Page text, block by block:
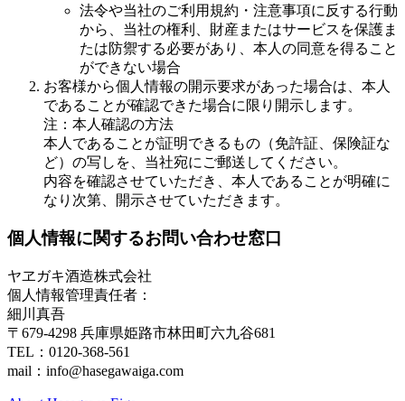
法令や当社のご利用規約・注意事項に反する行動
から、当社の権利、財産またはサービスを保護ま
たは防禦する必要があり、本人の同意を得ること
ができない場合
お客様から個人情報の開示要求があった場合は、本人
であることが確認できた場合に限り開示します。
注：本人確認の方法
本人であることが証明できるもの（免許証、保険証な
ど）の写しを、当社宛にご郵送してください。
内容を確認させていただき、本人であることが明確に
なり次第、開示させていただきます。
個人情報に関するお問い合わせ窓口
ヤヱガキ酒造株式会社
個人情報管理責任者：
細川真吾
〒679-4298 兵庫県姫路市林田町六九谷681
TEL：0120-368-561
mail：info@hasegawaiga.com